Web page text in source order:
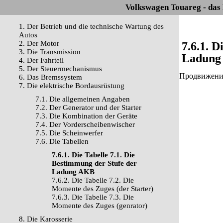
Volkswagen Touareg -
1. Der Betrieb und die technische Wartung des
Autos
2. Der Motor
3. Die Transmission
4. Der Fahrteil
5. Der Steuermechanismus
6. Das Bremssystem
7. Die elektrische Bordausrüstung
7.1. Die allgemeinen Angaben
7.2. Der Generator und der Starter
7.3. Die Kombination der Geräte
7.4. Der Vorderscheibenwischer
7.5. Die Scheinwerfer
7.6. Die Tabellen
7.6.1. Die Tabelle 7.1. Die
Bestimmung der Stufe der
Ladung AKB
7.6.2. Die Tabelle 7.2. Die
Momente des Zuges (der Starter)
7.6.3. Die Tabelle 7.3. Die
Momente des Zuges (genrator)
8. Die Karosserie
7.6.1.